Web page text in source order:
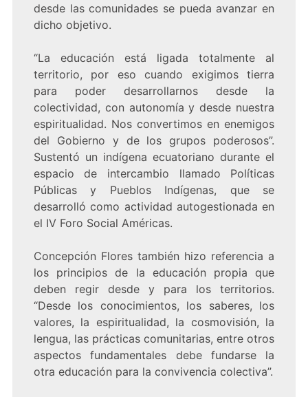
desde las comunidades se pueda avanzar en
dicho objetivo.
“La educación está ligada totalmente al
territorio, por eso cuando exigimos tierra
para poder desarrollarnos desde la
colectividad, con autonomía y desde nuestra
espiritualidad. Nos convertimos en enemigos
del Gobierno y de los grupos poderosos”.
Sustentó un indígena ecuatoriano durante el
espacio de intercambio llamado Políticas
Públicas y Pueblos Indígenas, que se
desarrolló como actividad autogestionada en
el IV Foro Social Américas.
Concepción Flores también hizo referencia a
los principios de la educación propia que
deben regir desde y para los territorios.
“Desde los conocimientos, los saberes, los
valores, la espiritualidad, la cosmovisión, la
lengua, las prácticas comunitarias, entre otros
aspectos fundamentales debe fundarse la
otra educación para la convivencia colectiva”.